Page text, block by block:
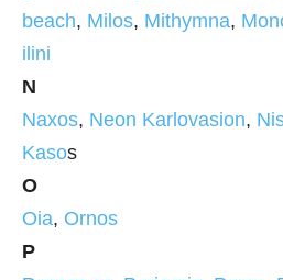
beach, Milos, Mithymna,
ilini
N
Naxos, Neon Karlovasion,
Kasos
O
Oia, Ornos
P